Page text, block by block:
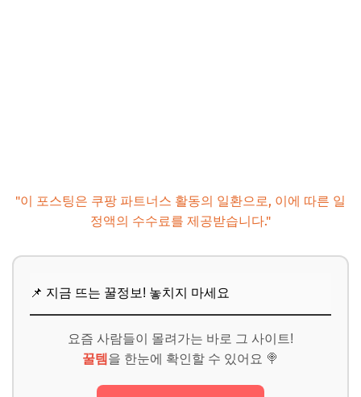
"이 포스팅은 쿠팡 파트너스 활동의 일환으로, 이에 따른 일
정액의 수수료를 제공받습니다."
📌 지금 뜨는 꿀정보! 놓치지 마세요
요즘 사람들이 몰려가는 바로 그 사이트!
꿀템 을 한눈에 확인할 수 있어요 🍭